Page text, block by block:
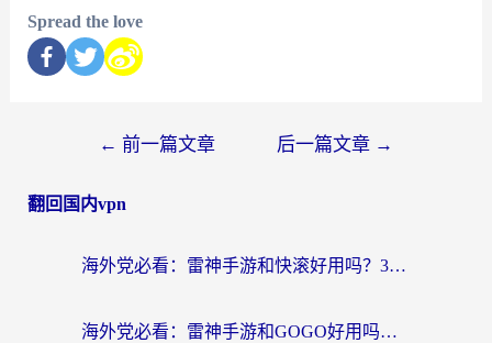
Spread the love
← 前一篇文章 后一篇文章 →
翻回国内vpn
海外党必看：雷神手游和快滚好用吗？3步选对回国加速器无缝刷国内资源
海外党必看：雷神手游和GOGO好用吗？3步选对回国加速器，无缝刷剧玩原神